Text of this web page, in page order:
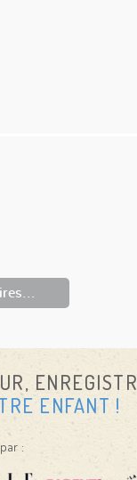
ENFANT !
: